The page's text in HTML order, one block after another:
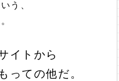
う、
イトから
っての他だ。